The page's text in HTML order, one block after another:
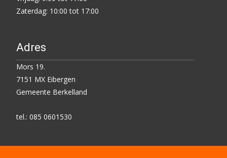
Zaterdag: 10:00 tot 17:00
Adres
Mors 19.
7151 MX Eibergen
Gemeente Berkelland
tel.: 085 0601530